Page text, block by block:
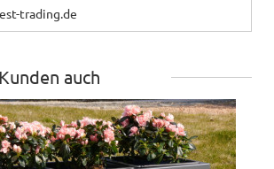
trading.de
auch